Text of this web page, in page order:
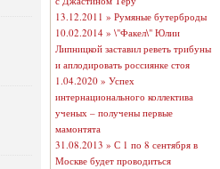
13.12.2011 » Румяные бутерброды
10.02.2014 » \"Факел\" Юлии
Липницкой заставил реветь трибуны
и аплодировать россиянке стоя
1.04.2020 » Успех
интернационального коллектива
ученых – получены первые
мамонтята
31.08.2013 » С 1 по 8 сентября в
Москве будет проводиться